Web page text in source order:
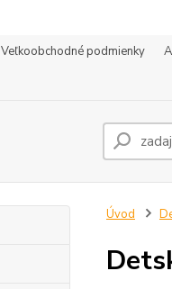
Veľkoobchodné podmienky
Úvod